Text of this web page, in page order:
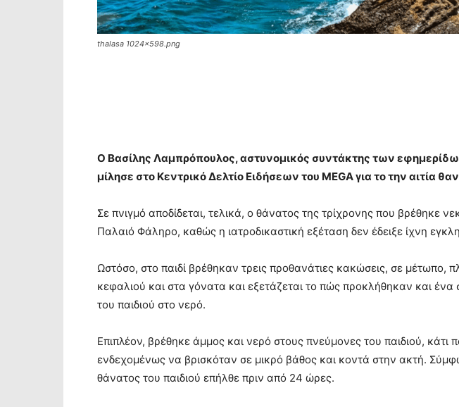
thalasa 1024x598.png
Ο Βασίλης Λαμπρόπουλος, αστυνομικός συντάκτης των
μίλησε στο Κεντρικό Δελτίο Ειδήσεων του MEGA για το την αιτία
Σε πνιγμό αποδίδεται, τελικά, ο θάνατος της τρίχρονης που βρέθηκε
Παλαιό Φάληρο, καθώς η ιατροδικαστική εξέταση δεν έδειξε ίχνη
Ωστόσο, στο παιδί βρέθηκαν τρεις προθανάτιες κακώσεις, σε μέτωπο,
κεφαλιού και στα γόνατα και εξετάζεται το πώς προκλήθηκαν και ένα
του παιδιού στο νερό.
Επιπλέον, βρέθηκε άμμος και νερό στους πνεύμονες του παιδιού, κάτι
ενδεχομένως να βρισκόταν σε μικρό βάθος και κοντά στην ακτή.
θάνατος του παιδιού επήλθε πριν από 24 ώρες.